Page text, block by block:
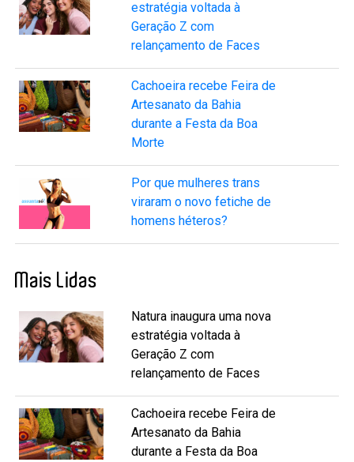
estratégia voltada à
Geração Z com
relançamento de Faces
Cachoeira recebe Feira de
Artesanato da Bahia
durante a Festa da Boa
Morte
Por que mulheres trans
viraram o novo fetiche de
homens héteros?
Mais Lidas
Natura inaugura uma nova
estratégia voltada à
Geração Z com
relançamento de Faces
Cachoeira recebe Feira de
Artesanato da Bahia
durante a Festa da Boa